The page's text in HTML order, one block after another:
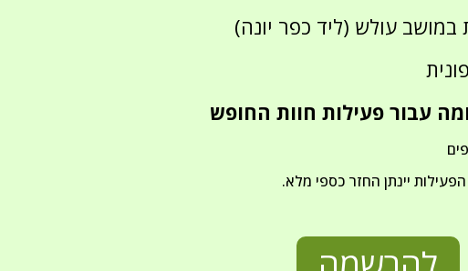
עולש (ליד כפר יונה)
עבור פעילות חוות החופש
יינתן החזר כספי מלא.